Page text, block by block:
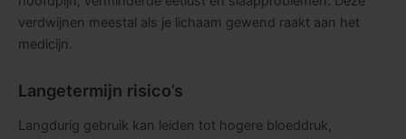
verdwijnen meestal als je lichaam gewend raakt aan het
medicijn.
Langetermijn risico’s
Langdurig gebruik kan leiden tot hogere bloeddruk,